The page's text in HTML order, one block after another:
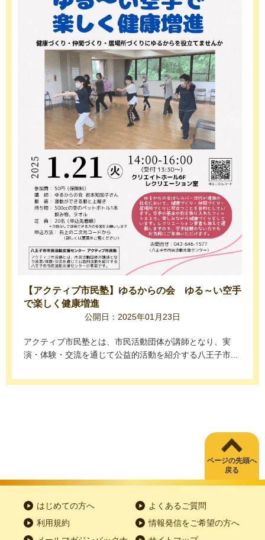
【アクティブ市民塾】ゆるからの会 ゆる～い空手
で楽しく健康増進
公開日：2025年01月23日
アクティブ市民塾とは、市民活動団体が講師となり、実
演・体験・交流を通じて公益的活動を紹介する八王子市...
ページの先頭へ
戻る
はじめての方へ
よくあるご質問
利用規約
情報発信をご希望の方へ